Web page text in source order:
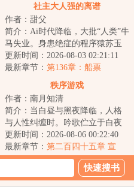
社主大人强的离谱
作者：甜父
简介：Ai时代降临，大批“人类”牛
马失业。身患绝症的程序猿苏玉
阳，成为失业大军中的一员，好
在他拥有一...
更新时间：2026-08-03 02:21:11
最新章节： 第136章：船票
秩序游戏
作者：南月知清
简介：当白昼与黑夜降临，人格
与人性纠缠时。吟歌伫立于白夜
与混乱之巅，漠视一切失去与背
叛。“人性是我...
更新时间：2026-08-06 00:22:40
最新章节： 第二百四十五章 宣
战！